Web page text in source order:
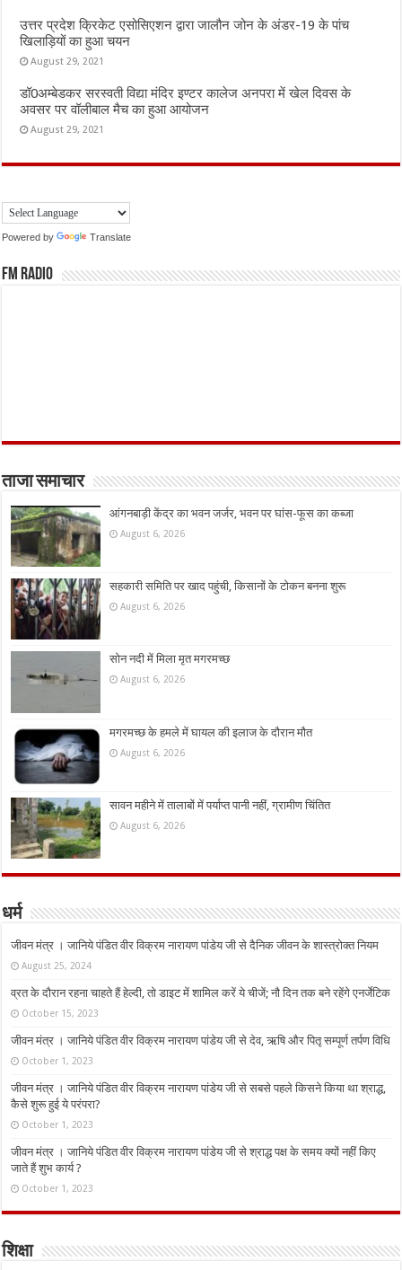
उत्तर प्रदेश क्रिकेट एसोसिएशन द्वारा जालौन जोन के अंडर-19 के पांच
खिलाड़ियों का हुआ चयन
August 29, 2021
डॉ0अम्बेडकर सरस्वती विद्या मंदिर इण्टर कालेज अनपरा में खेल दिवस के
अवसर पर वॉलीबाल मैच का हुआ आयोजन
August 29, 2021
Powered by Translate
FM Radio
ताजा समाचार
आंगनबाड़ी केंद्र का भवन जर्जर, भवन पर घांस-फूस का कब्जा
August 6, 2026
सहकारी समिति पर खाद पहुंची, किसानों के टोकन बनना शुरू
August 6, 2026
सोन नदी में मिला मृत मगरमच्छ
August 6, 2026
मगरमच्छ के हमले में घायल की इलाज के दौरान मौत
August 6, 2026
सावन महीने में तालाबों में पर्याप्त पानी नहीं, ग्रामीण चिंतित
August 6, 2026
धर्म
जीवन मंत्र । जानिये पंडित वीर विक्रम नारायण पांडेय जी से दैनिक जीवन के शास्त्रोक्त नियम
August 25, 2024
व्रत के दौरान रहना चाहते हैं हेल्दी, तो डाइट में शामिल करें ये चीजें; नौ दिन तक बने रहेंगे एनर्जेटिक
October 15, 2023
जीवन मंत्र । जानिये पंडित वीर विक्रम नारायण पांडेय जी से देव, ऋषि और पितृ सम्पूर्ण तर्पण विधि
October 1, 2023
जीवन मंत्र । जानिये पंडित वीर विक्रम नारायण पांडेय जी से सबसे पहले किसने किया था श्राद्ध,
कैसे शुरू हुई ये परंपरा?
October 1, 2023
जीवन मंत्र । जानिये पंडित वीर विक्रम नारायण पांडेय जी से श्राद्ध पक्ष के समय क्यों नहीं किए
जाते हैं शुभ कार्य ?
October 1, 2023
शिक्षा